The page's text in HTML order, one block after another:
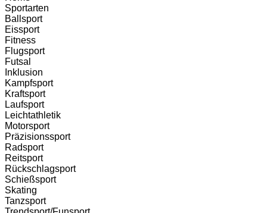
Sportarten
Ballsport
Eissport
Fitness
Flugsport
Futsal
Inklusion
Kampfsport
Kraftsport
Laufsport
Leichtathletik
Motorsport
Präzisionssport
Radsport
Reitsport
Rückschlagsport
Schießsport
Skating
Tanzsport